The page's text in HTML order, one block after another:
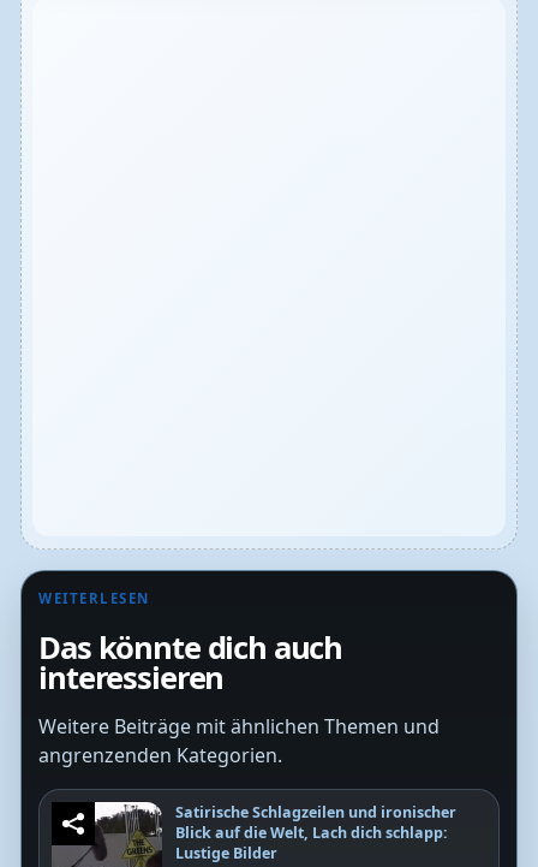
WEITERLESEN
Das könnte dich auch
interessieren
Weitere Beiträge mit ähnlichen Themen und
angrenzenden Kategorien.
Satirische Schlagzeilen und ironischer
Blick auf die Welt, Lach dich schlapp:
Lustige Bilder